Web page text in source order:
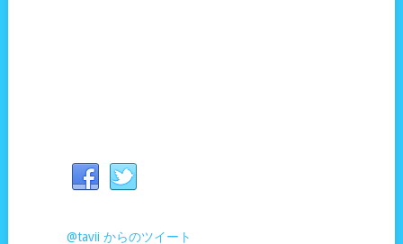
@tavii からのツイート